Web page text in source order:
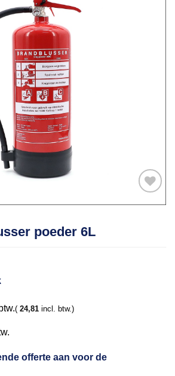
verlanglijst
poeder 6L
( 24,81 incl. btw.)
offerte aan voor de